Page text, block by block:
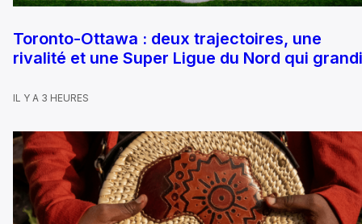
Toronto-Ottawa : deux trajectoires, une
rivalité et une Super Ligue du Nord qui
IL Y A 3 HEURES